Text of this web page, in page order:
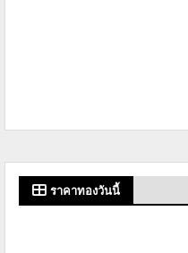
ราคาทองวันนี้